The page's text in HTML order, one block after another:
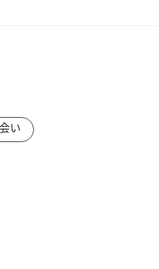
い